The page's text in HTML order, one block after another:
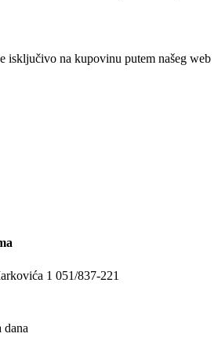
isključivo na kupovinu putem našeg web
1 051/837-221
dana